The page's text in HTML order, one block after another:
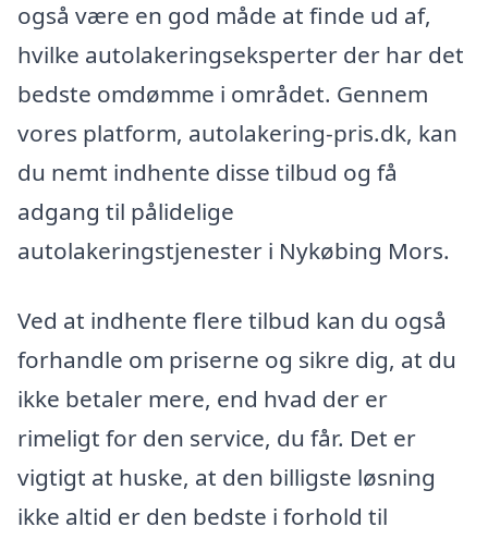
også være en god måde at finde ud af,
hvilke autolakeringseksperter der har det
bedste omdømme i området. Gennem
vores platform, autolakering-pris.dk, kan
du nemt indhente disse tilbud og få
adgang til pålidelige
autolakeringstjenester i Nykøbing Mors.
Ved at indhente flere tilbud kan du også
forhandle om priserne og sikre dig, at du
ikke betaler mere, end hvad der er
rimeligt for den service, du får. Det er
vigtigt at huske, at den billigste løsning
ikke altid er den bedste i forhold til